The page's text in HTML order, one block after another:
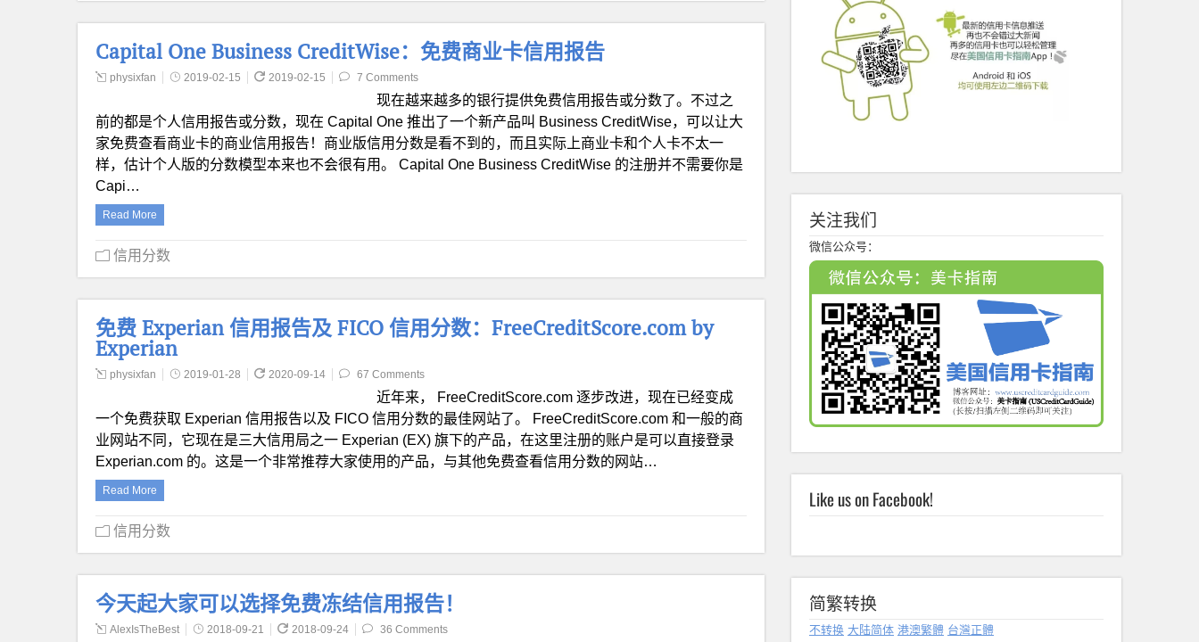
Capital One Business CreditWise：免费商业卡信用报告
physixfan 2019-02-15 2019-02-15 7 Comments
现在越来越多的银行提供免费信用报告或分数了。不过之
前的都是个人信用报告或分数，现在 Capital One 推出了一个新产品叫 Business CreditWise，可以让大
家免费查看商业卡的商业信用报告！商业版信用分数是看不到的，而且实际上商业卡和个人卡不太一
样，估计个人版的分数模型本来也不会很有用。 Capital One Business CreditWise 的注册并不需要你是
Capi…
Read More
信用分数
免费 Experian 信用报告及 FICO 信用分数：FreeCreditScore.com by
Experian
physixfan 2019-01-28 2020-09-14 67 Comments
近年来， FreeCreditScore.com 逐步改进，现在已经变成
一个免费获取 Experian 信用报告以及 FICO 信用分数的最佳网站了。 FreeCreditScore.com 和一般的商
业网站不同，它现在是三大信用局之一 Experian (EX) 旗下的产品，在这里注册的账户是可以直接登录
Experian.com 的。这是一个非常推荐大家使用的产品，与其他免费查看信用分数的网站…
Read More
信用分数
今天起大家可以选择免费冻结信用报告！
AlexIsTheBest 2018-09-21 2018-09-24 36 Comments
关注我们
微信公众号：
Like us on Facebook!
简繁转换
不转换 大陆简体 港澳繁體 台灣正體